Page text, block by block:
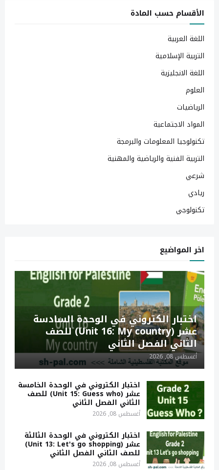
الأقسام حسب المادة
اللغة العربية
التربية الإسلامية
اللغة الانجليزية
العلوم
الرياضيات
المواد الاجتماعية
تكنولوجيا المعلومات والبرمجة
التربية الفنية والرياضية والمهنية
شرعي
ريادي
تكنولوجي
اخر المواضيع
اختبار الكتروني في الوحدة السادسة
عشر (Unit 16: My country) للصف
الثاني الفصل الثاني
أغسطس 08, 2026
اختبار الكتروني في الوحدة الخامسة
عشر (Unit 15: Guess who) للصف
الثاني الفصل الثاني
أغسطس 08, 2026
اختبار الكتروني في الوحدة الثالثة
عشر (Unit 13: Let's go shopping)
للصف الثاني الفصل الثاني
أغسطس 08, 2026